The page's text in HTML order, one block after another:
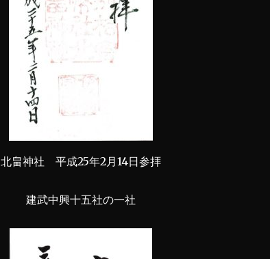
北畠神社 平成25年2月14日参拝
建武中興十五社の一社